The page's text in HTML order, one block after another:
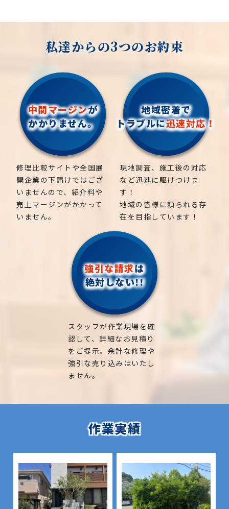
私達からの3つのお約束
中間マージンが
かかりません。
修理比較サイトや全国展
開企業の下請けではござ
いませんので、紹介料や
売上マージンがかかって
いません。
地域密着で
トラブルに迅速対応！
現地調査、施工後の対応
など迅速に駆けつけま
す！
地域の皆様に頼られる存
在を目指しています！
強引な請求は
絶対しない!!
スタッフが作業現場を確
認して、詳細なお見積り
をご提示。余計な修理や
強引な売り込みはいたし
ません。
作業実績